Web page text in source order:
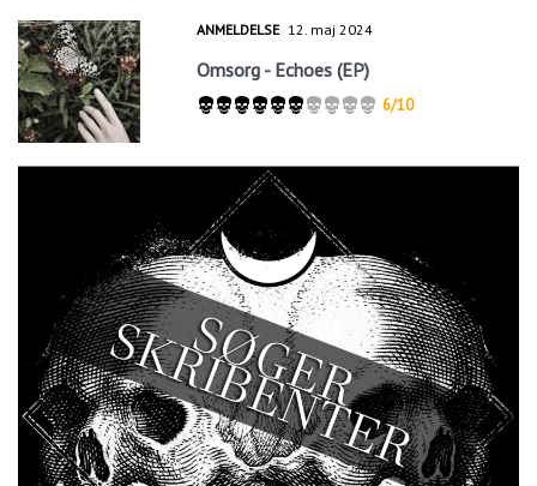
ANMELDELSE 12. maj 2024
Omsorg - Echoes (EP)
6/10